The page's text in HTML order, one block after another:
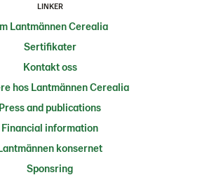
LINKER
Lantmännen Cerealia
Sertifikater
Kontakt oss
hos Lantmännen Cerealia
Press and publications
Financial information
konsernet
Sponsring